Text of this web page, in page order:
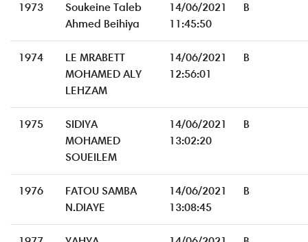
1973
Soukeine Taleb
Ahmed Beihiya
14/06/2021
11:45:50
B
1974
LE MRABETT
MOHAMED ALY
LEHZAM
14/06/2021
12:56:01
B
1975
SIDIYA
MOHAMED
SOUEILEM
14/06/2021
13:02:20
B
1976
FATOU SAMBA
N.DIAYE
14/06/2021
13:08:45
B